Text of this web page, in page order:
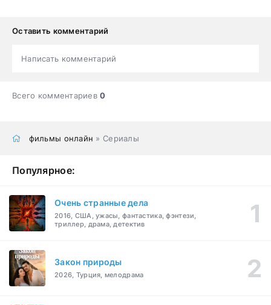
Оставить комментарий
Написать комментарий
Всего комментариев0
фильмы онлайн » Сериалы
Популярное:
Очень странные дела
2016, США, ужасы, фантастика, фэнтези,
триллер, драма, детектив
Закон природы
2026, Турция, мелодрама